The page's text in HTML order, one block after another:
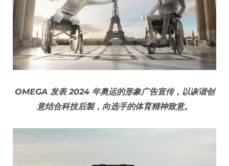
OMEGA 发表 2024 年奥运的形象广告宣传，以诙谐创
意结合科技后製，向选手的体育精神致意。